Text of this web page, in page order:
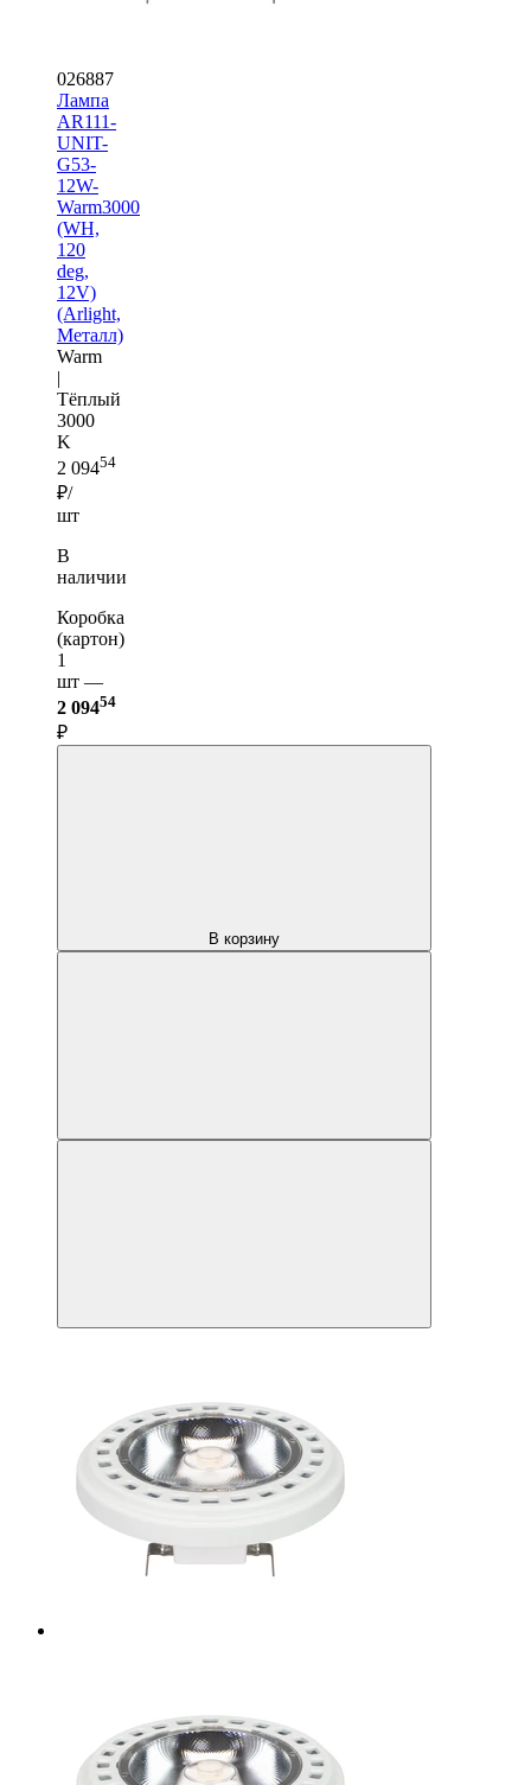
026887
Лампа
AR111-
UNIT-
G53-
12W-
Warm3000
(WH,
120
deg,
12V)
(Arlight,
Металл)
Warm
|
Тёплый
3000
K
2 09454
₽/
шт
В
наличии
Коробка
(картон)
1
шт —
2 09454
₽
В корзину